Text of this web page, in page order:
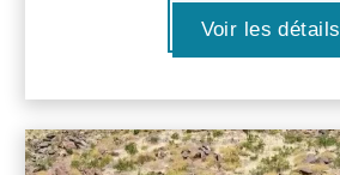
Voir les détails